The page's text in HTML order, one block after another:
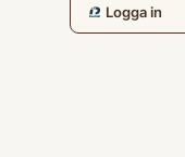
Logga in